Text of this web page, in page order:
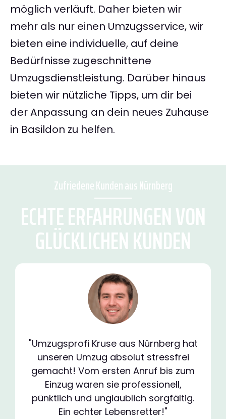
möglich verläuft. Daher bieten wir
mehr als nur einen Umzugsservice, wir
bieten eine individuelle, auf deine
Bedürfnisse zugeschnittene
Umzugsdienstleistung. Darüber hinaus
bieten wir nützliche Tipps, um dir bei
der Anpassung an dein neues Zuhause
in Basildon zu helfen.
Zufriedene Kunden aus Nürnberg
ECHTE ERFAHRUNGEN VON
GLÜCKLICHEN KUNDEN
"Umzugsprofi Kruse aus Nürnberg hat
unseren Umzug absolut stressfrei
gemacht! Vom ersten Anruf bis zum
Einzug waren sie professionell,
pünktlich und unglaublich sorgfältig.
Ein echter Lebensretter!"